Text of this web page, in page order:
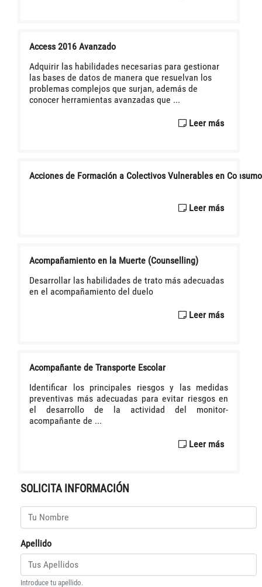
Access 2016 Avanzado
Adquirir las habilidades necesarias para gestionar
las bases de datos de manera que resuelvan los
problemas complejos que surjan, además de
conocer herramientas avanzadas que ...
Leer más
Acciones de Formación a Colectivos Vulnerables en Consumo
Leer más
Acompañamiento en la Muerte (Counselling)
Desarrollar las habilidades de trato más adecuadas
en el acompañamiento del duelo
Leer más
Acompañante de Transporte Escolar
Identificar los principales riesgos y las medidas
preventivas más adecuadas para evitar riesgos en
el desarrollo de la actividad del monitor-
acompañante de ...
Leer más
SOLICITA INFORMACIÓN
Apellido
Introduce tu apellido.